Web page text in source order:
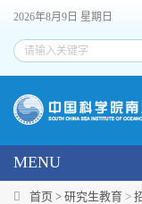
2026年8月9日 星期日
MENU
首页 > 研究生教育 >